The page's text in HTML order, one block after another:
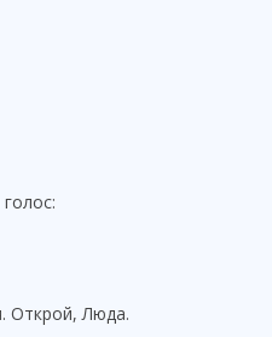
Открой, Люда.